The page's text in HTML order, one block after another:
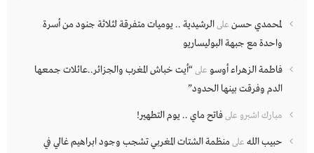
لمحمدي حسن علىالرشيدية .. يوميات متفرقة لثلاثة جنود من أسرة
واحدة مع جبهة البوليساريو
فاطمة الزهراء أوسو على“أيت خباش المغرب والجزائر..عائلات جمعها
الدم وفرقت بينها الحدود”
مبارك اشبرو علىفاتح ماي .. يوم التطهير!
حبيب الله علىمنظمة الشتات المغربي تشجب وجود ابراهيم غالي في